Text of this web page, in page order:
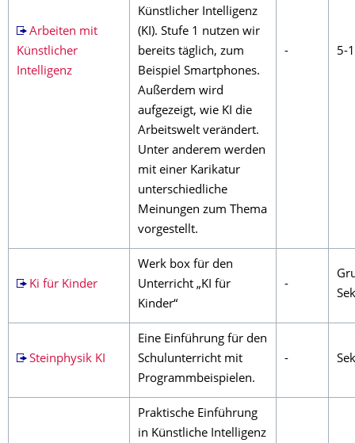
Arbeiten mit
Künstlicher
Intelligenz
Künstlicher Intelligenz
(KI). Stufe 1 nutzen wir
bereits täglich, zum
Beispiel Smartphones.
Außerdem wird
aufgezeigt, wie KI die
Arbeitswelt verändert.
Unter anderem werden
mit einer Karikatur
unterschiedliche
Meinungen zum Thema
vorgestellt.
- 5-
Ki für Kinder
Werk box für den
Unterricht „KI für
Kinder“
-
Steinphysik KI
Eine Einführung für den
Schulunterricht mit
Programmbeispielen.
-
Praktische Einführung
in Künstliche Intelligenz